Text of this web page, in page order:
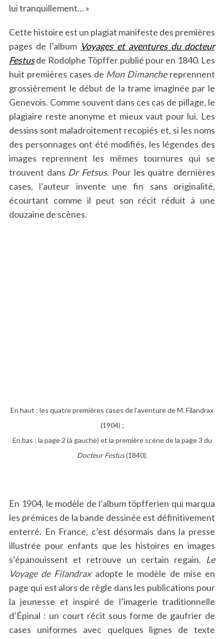
lui tranquillement… »
Cette histoire est un plagiat manifeste des premières
pages de l’album Voyages et aventures du docteur
Festusde Rodolphe Töpffer publié pour en 1840. Les
huit premières cases de Mon Dimanchereprennent
grossièrement le début de la trame imaginée par le
Genevois. Comme souvent dans ces cas de pillage, le
plagiaire reste anonyme et mieux vaut pour lui. Les
dessins sont maladroitement recopiés et, si les noms
des personnages ont été modifiés, les légendes des
images reprennent les mêmes tournures qui se
trouvent dans Dr Fetsus. Pour les quatre dernières
cases, l’auteur invente une fin sans originalité,
écourtant comme il peut son récit réduit à une
douzaine de scènes.
En haut : les quatre premières cases de l’aventure de M. Filandrax
(1904) ;
En bas : la page 2 (à gauche) et la première scène de la page 3 du
Docteur Festus(1840).
En 1904, le modèle de l’album töpfferien qui marqua
les prémices de la bande dessinée est définitivement
enterré. En France, c’est désormais dans la presse
illustrée pour enfants que les histoires en images
s’épanouissent et retrouve un certain regain. Le
Voyage de Filandraxadopte le modèle de mise en
page qui est alors de règle dans les publications pour
la jeunesse et inspiré de l’imagerie traditionnelle
d’Épinal : un court récit sous forme de gaufrier de
cases uniformes avec quelques lignes de texte